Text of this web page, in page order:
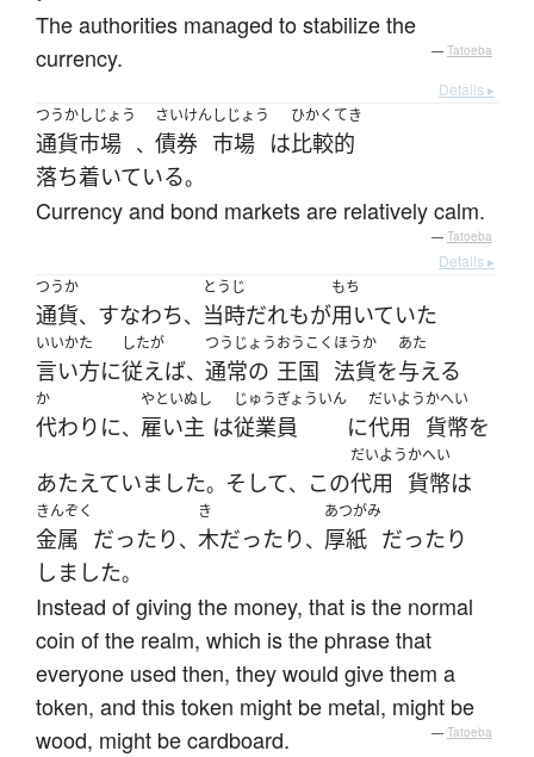
The authorities managed to stabilize the
currency.
— Tatoeba
Details ▸
つうか
通貨
しじょう
市場 、
さいけん
債券
しじょう
市場 は
ひかくてき
比較的
落ち着いている。
Currency and bond markets are relatively calm.
— Tatoeba
Details ▸
つうか
通貨、 すなわち、
とうじ
当時だれもが
もち
用いていた
いいかた
言い方に
したが
従えば、
つうじょう
通常の
おうこく
王国
ほうか
法貨を
あた
与える
か
代わり に、
やといぬし
雇い主 は
じゅうぎょういん
従業員 に
だいよう
代用
かへい
貨幣を
あたえていました。 そして、 この
だいよう
代用
かへい
貨幣は
きんぞく
金属 だったり、
き
木だったり、
あつがみ
厚紙 だったり
しました。
Instead of giving the money, that is the normal
coin of the realm, which is the phrase that
everyone used then, they would give them a
token, and this token might be metal, might be
wood, might be cardboard.
— Tatoeba